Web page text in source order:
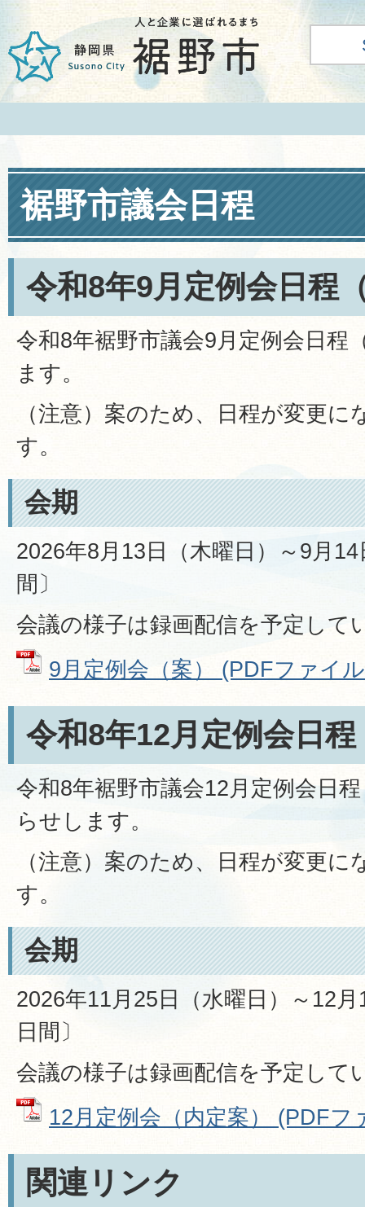
裾野市議会日程
令和8年9月定例会日程
令和8年裾野市議会9月定例会日程
ます。
（注意）案のため、日程が変更
す。
会期
2026年8月13日（木曜日）～9月
間〕
会議の様子は録画配信を予定して
9月定例会（案） (PDFファイ
令和8年12月定例会日
令和8年裾野市議会12月定例会日
らせします。
（注意）案のため、日程が変更
す。
会期
2026年11月25日（水曜日）～12
日間〕
会議の様子は録画配信を予定して
12月定例会（内定案） (PDFフ
関連リンク